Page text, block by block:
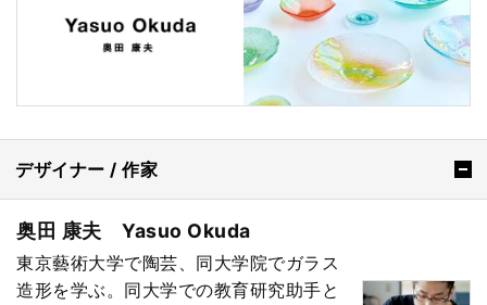
デザイナー / 作家
奥田 康夫 Yasuo Okuda
東京藝術大学で陶芸、同大学院でガラス
造形を学ぶ。同大学での教育研究助手と